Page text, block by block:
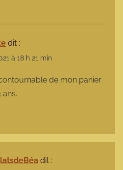
dit :
à 18 h 21 min
de mon panier
ans.
dit :